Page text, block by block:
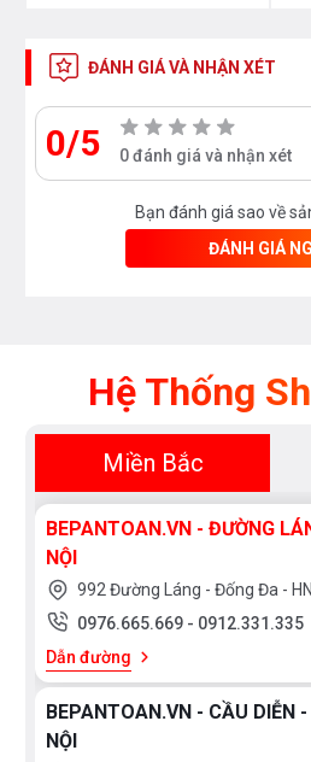
ĐÁNH GIÁ VÀ NHẬN XÉT
0/5 0 đánh giá và nhận xét
Bạn đánh giá sao về
ĐÁNH GIÁ
Hệ Thống
Miền Bắc
BEPANTOAN.VN - ĐƯỜNG
NỘI
992 Đường Láng - Đống Đa - HN
0976.665.669 - 0912.331.335
Dẫn đường
BEPANTOAN.VN - CẦU DIỄN
NỘI